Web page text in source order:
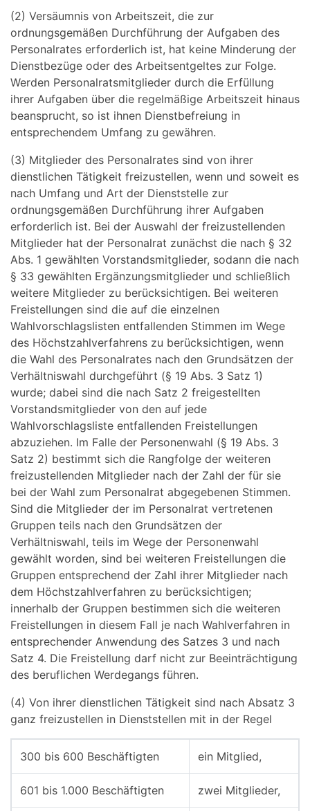
(2) Versäumnis von Arbeitszeit, die zur
ordnungsgemäßen Durchführung der Aufgaben des
Personalrates erforderlich ist, hat keine Minderung der
Dienstbezüge oder des Arbeitsentgeltes zur Folge.
Werden Personalratsmitglieder durch die Erfüllung
ihrer Aufgaben über die regelmäßige Arbeitszeit hinaus
beansprucht, so ist ihnen Dienstbefreiung in
entsprechendem Umfang zu gewähren.
(3) Mitglieder des Personalrates sind von ihrer
dienstlichen Tätigkeit freizustellen, wenn und soweit es
nach Umfang und Art der Dienststelle zur
ordnungsgemäßen Durchführung ihrer Aufgaben
erforderlich ist. Bei der Auswahl der freizustellenden
Mitglieder hat der Personalrat zunächst die nach § 32
Abs. 1 gewählten Vorstandsmitglieder, sodann die nach
§ 33 gewählten Ergänzungsmitglieder und schließlich
weitere Mitglieder zu berücksichtigen. Bei weiteren
Freistellungen sind die auf die einzelnen
Wahlvorschlagslisten entfallenden Stimmen im Wege
des Höchstzahlverfahrens zu berücksichtigen, wenn
die Wahl des Personalrates nach den Grundsätzen der
Verhältniswahl durchgeführt (§ 19 Abs. 3 Satz 1)
wurde; dabei sind die nach Satz 2 freigestellten
Vorstandsmitglieder von den auf jede
Wahlvorschlagsliste entfallenden Freistellungen
abzuziehen. Im Falle der Personenwahl (§ 19 Abs. 3
Satz 2) bestimmt sich die Rangfolge der weiteren
freizustellenden Mitglieder nach der Zahl der für sie
bei der Wahl zum Personalrat abgegebenen Stimmen.
Sind die Mitglieder der im Personalrat vertretenen
Gruppen teils nach den Grundsätzen der
Verhältniswahl, teils im Wege der Personenwahl
gewählt worden, sind bei weiteren Freistellungen die
Gruppen entsprechend der Zahl ihrer Mitglieder nach
dem Höchstzahlverfahren zu berücksichtigen;
innerhalb der Gruppen bestimmen sich die weiteren
Freistellungen in diesem Fall je nach Wahlverfahren in
entsprechender Anwendung des Satzes 3 und nach
Satz 4. Die Freistellung darf nicht zur Beeinträchtigung
des beruflichen Werdegangs führen.
(4) Von ihrer dienstlichen Tätigkeit sind nach Absatz 3
ganz freizustellen in Dienststellen mit in der Regel
300 bis 600 Beschäftigten ein Mitglied,
601 bis 1.000 Beschäftigten zwei Mitglieder,